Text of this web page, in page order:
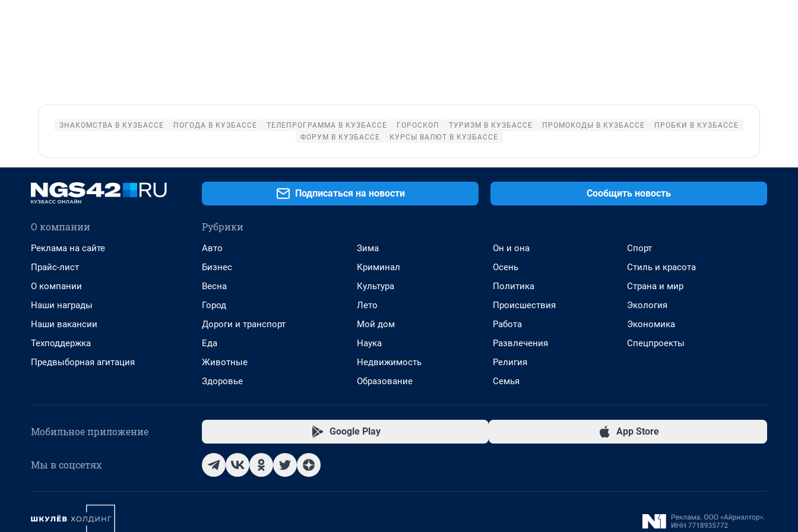
ЗНАКОМСТВА В КУЗБАССЕ ПОГОДА В КУЗБАССЕ ТЕЛЕПРОГРАММА В КУЗБАССЕ ГОРОСКОП ТУРИЗМ В КУЗБАССЕ ПРОМОКОДЫ В КУЗБАССЕ
ПРОБКИ В КУЗБАССЕ
ФОРУМ В КУЗБАССЕ
КУРСЫ ВАЛЮТ В КУЗБАССЕ
Подписаться на новости Сообщить новость
О компании
Реклама на сайте
Прайс-лист
О компании
Наши награды
Наши вакансии
Техподдержка
Предвыборная агитация
Рубрики
Авто
Бизнес
Весна
Город
Дороги и транспорт
Еда
Животные
Здоровье
Зима
Криминал
Культура
Лето
Мой дом
Наука
Недвижимость
Образование
Он и она
Осень
Политика
Происшествия
Работа
Развлечения
Религия
Семья
Спорт
Стиль и красота
Страна и мир
Экология
Экономика
Спецпроекты
Мобильное приложение Google Play App Store
Мы в соцсетях